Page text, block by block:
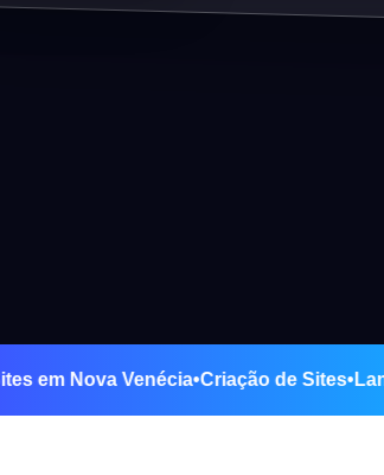
de Sites em Nova Venécia•Criação de